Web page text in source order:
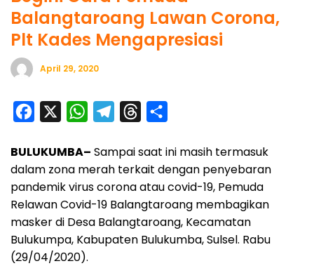
Balangtaroang Lawan Corona,
Plt Kades Mengapresiasi
April 29, 2020
c
e
b
o
o
k
W
a
t
s
A
p
l
e
g
r
a
r
e
a
d
s
a
r
e
BULUKUMBA– Sampai saat ini masih termasuk
dalam zona merah terkait dengan penyebaran
pandemik virus corona atau covid-19, Pemuda
Relawan Covid-19 Balangtaroang membagikan
masker di Desa Balangtaroang, Kecamatan
Bulukumpa, Kabupaten Bulukumba, Sulsel. Rabu
(29/04/2020).